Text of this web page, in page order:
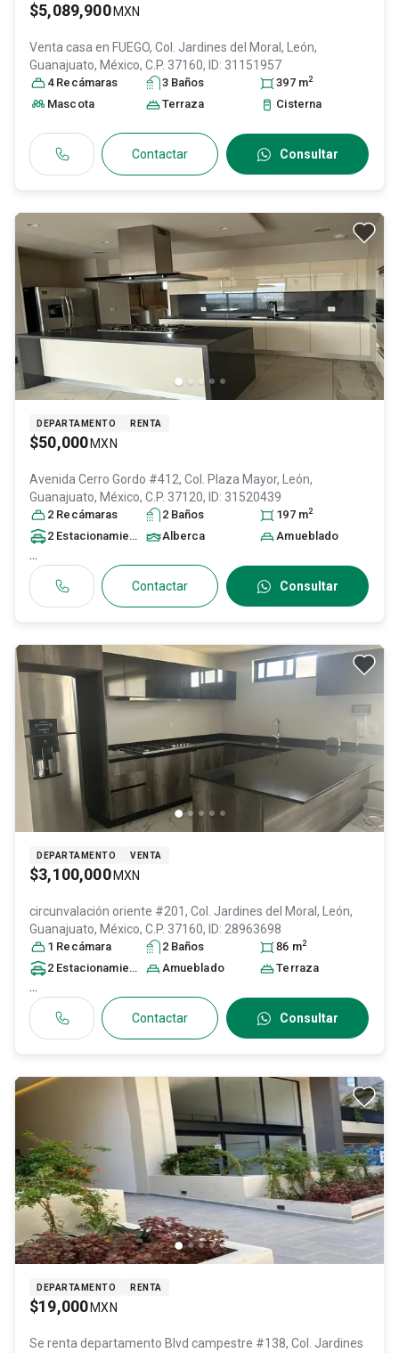
$5,089,900 MXN
Venta casa en FUEGO, Col. Jardines del Moral, León,
Guanajuato, México, C.P. 37160, ID: 31151957
4 Recámaras 3 Baños 397 m2
Mascota Terraza Cisterna
Contactar Consultar
DEPARTAMENTO RENTA
$50,000 MXN
Avenida Cerro Gordo #412, Col. Plaza Mayor, León,
Guanajuato, México, C.P. 37120, ID: 31520439
2 Recámaras 2 Baños 197 m2
2 Estacionamiento s Alberca Amueblado
...
Contactar Consultar
DEPARTAMENTO VENTA
$3,100,000 MXN
circunvalación oriente #201, Col. Jardines del Moral, León,
Guanajuato, México, C.P. 37160, ID: 28963698
1 Recámara 2 Baños 86 m2
2 Estacionamiento s Amueblado Terraza
...
Contactar Consultar
DEPARTAMENTO RENTA
$19,000 MXN
Se renta departamento Blvd campestre #138, Col. Jardines